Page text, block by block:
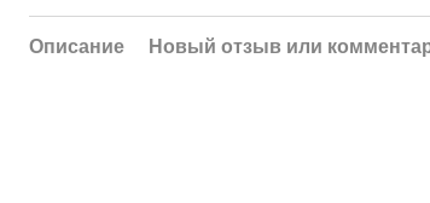
Описание Новый отзыв или